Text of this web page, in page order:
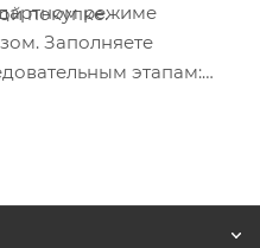
покупке.режиме
Заполняете
этапам: